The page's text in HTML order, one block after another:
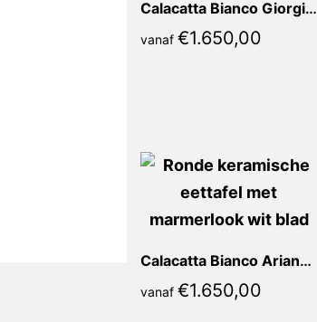
Calacatta Bianco Giorgia Rond
vanaf €1.650,00
vanaf€1.650,00